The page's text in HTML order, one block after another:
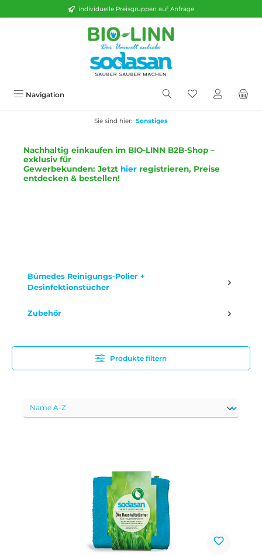
individuelle Preisgruppen auf Anfrage
Navigation
Sie sind hier: Sonstiges
Nachhaltig einkaufen im BIO-LINN B2B-Shop –
exklusiv für
Gewerbekunden: Jetzt hier registrieren, Preise
entdecken & bestellen!
Bümedes Reinigungs-Polier +
Desinfektionstücher
Zubehör
Produkte filtern